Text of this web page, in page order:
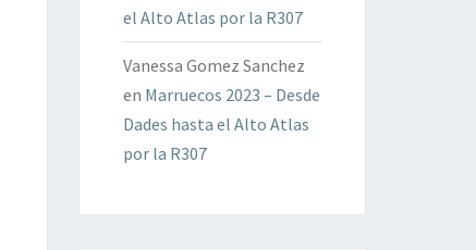
el Alto Atlas por la R307
Vanessa Gomez Sanchez
en Marruecos 2023 – Desde
Dades hasta el Alto Atlas
por la R307